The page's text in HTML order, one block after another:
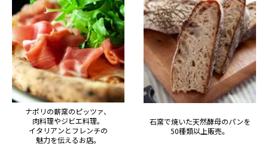
ナポリの薪窯のピッツァ、
肉料理やジビエ料理。
イタリアンとフレンチの
魅力を伝えるお店。
石窯で焼いた天然酵母のパンを
50種類以上販売。